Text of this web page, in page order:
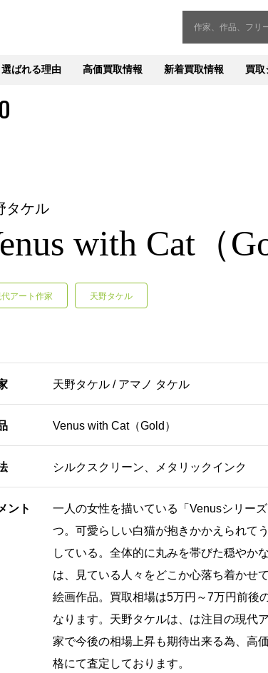
選ばれる理由 高価買取情報 新着買取情報 買取
タケル
with Cat（
アート作家 天野タケル
天野タケル / アマノ タケル
Venus with Cat（Gold）
シルクスクリーン、メタリックインク
ント
一人の女性を描いている「Venusシリー
つ。可愛らしい白猫が抱きかかえられて
している。全体的に丸みを帯びた穏やか
は、見ている人々をどこか心落ち着かせ
絵画作品。買取相場は5万円～7万円前後
なります。天野タケルは、は注目の現代
家で今後の相場上昇も期待出来る為、高
格にて査定しております。